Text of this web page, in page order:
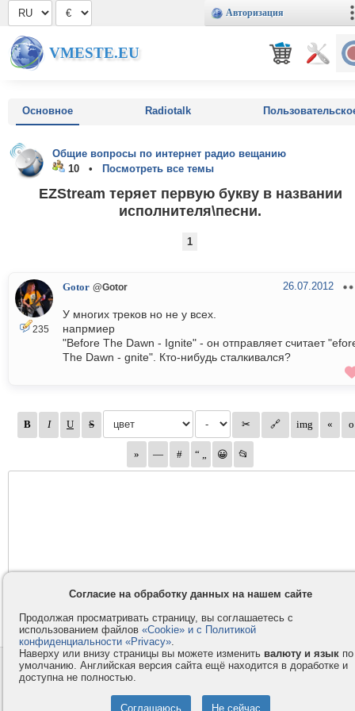
Авторизация
VMESTE.EU
Основное Radiotalk
Общие вопросы по интернет радио вещанию
10 •
Посмотреть все темы
EZStream теряет первую букву в названии
исполнителя\песни.
1
235
Gotor @Gotor 26.07.2012
У многих треков но не у всех.
напрмиер
"Before The Dawn - Ignite" - он отправляет считает
The Dawn - gnite". Кто-нибудь сталкивался?
Контакты
Компания
Privacy и Cookie
Помощь
Согласие на обработку данных на нашем сайте
Продолжая просматривать страницу, вы соглашаетесь с
использованием файлов «Cookie» и с Политикой
конфиденциальности «Privacy».
Наверху или внизу страницы вы можете изменить валюту и язык по
умолчанию. Английская версия сайта ещё находится в доработке и
доступна не полностью.